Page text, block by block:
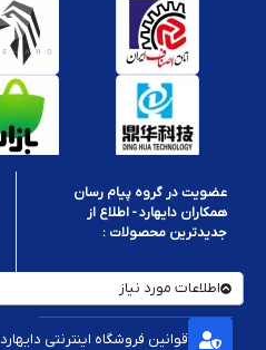
عضویت در گروه پیام رسان
همکاران دایهارد - اطلاع از
جدیدترین محصولات :
اطلاعات مورد نیاز
قوانین فروشگاه اینترنتی دایهارد